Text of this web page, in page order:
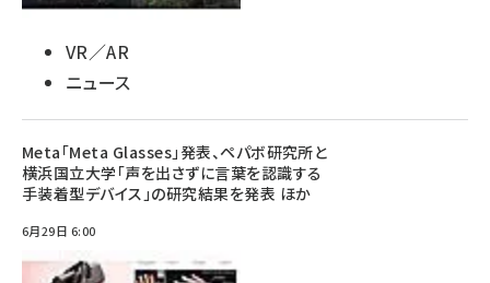
VR／AR
ニュース
Meta「Meta Glasses」発表、ペパボ研究所と
横浜国立大学「声を出さずに言葉を認識する
手装着型デバイス」の研究結果を発表 ほか
6月29日 6:00